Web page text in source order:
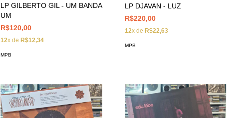
LP GILBERTO GIL - UM BANDA
UM
R$120,00
12x de R$12,34
MPB
LP DJAVAN - LUZ
R$220,00
12x de R$22,63
MPB